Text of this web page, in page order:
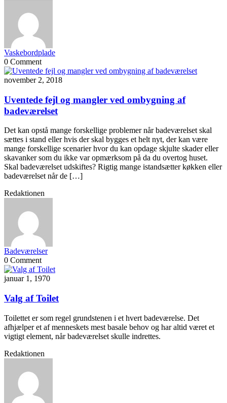
Vaskebordplade
0 Comment
november 2, 2018
Uventede fejl og mangler ved ombygning af
badeværelset
Det kan opstå mange forskellige problemer når badeværelset skal
sættes i stand eller hvis der skal bygges et helt nyt, der kan være
mange forskellige scenarier hvor du kan opdage skjulte skader eller
skavanker som du ikke var opmærksom på da du overtog huset.
Skal badeværelset udskiftes? Rigtig mange istandsætter køkken eller
badeværelset når de […]
Redaktionen
Badeværelser
0 Comment
januar 1, 1970
Valg af Toilet
Toilettet er som regel grundstenen i et hvert badeværelse. Det
afhjælper et af menneskets mest basale behov og har altid været et
vigtigt element, når badeværelset skulle indrettes.
Redaktionen